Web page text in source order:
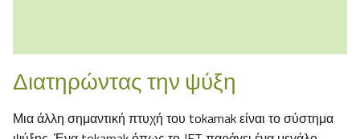
Διατηρώντας την ψύξη
Μια άλλη σημαντική πτυχή του tokamak είναι το σύστημα